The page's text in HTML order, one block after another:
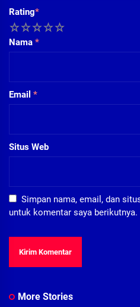
Rating*
5
4
3
2
Nama *
Email *
Situs Web
Simpan nama, email, dan
untuk komentar saya berikutnya.
More Stories